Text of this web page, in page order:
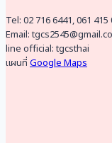
Tel: 02 716 6441, 061 415
Email:
line official: tgcsthai
แผนที่ Google Maps